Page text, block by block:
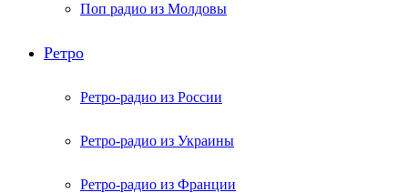
Поп радио из Молдовы
Ретро
Ретро-радио из России
Ретро-радио из Украины
Ретро-радио из Франции